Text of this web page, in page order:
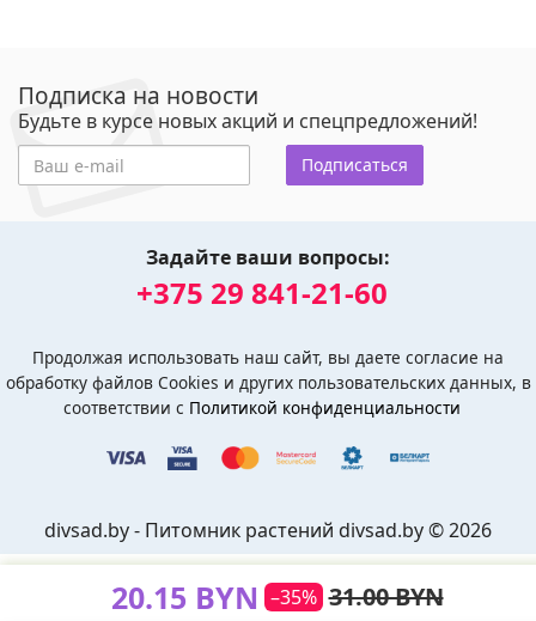
31.00 BYN
–35%
20.15 BYN
Подписка на новости
Будьте в курсе новых акций и спецпредложений!
Подписаться
Задайте ваши вопросы:
+375 29 841-21-60
Продолжая использовать наш сайт, вы даете согласие на
обработку файлов Cookies и других пользовательских данных, в
соответствии с Политикой конфиденциальности
divsad.by - Питомник растений divsad.by © 2026